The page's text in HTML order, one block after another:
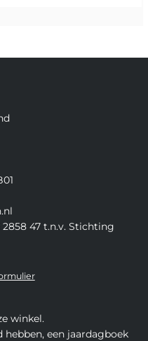
47 t.n.v. Stichting
winkel.
hebben, een jaardagboek